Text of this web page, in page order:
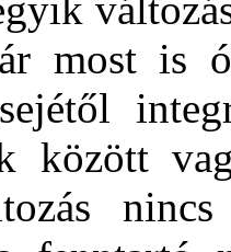
most is
között